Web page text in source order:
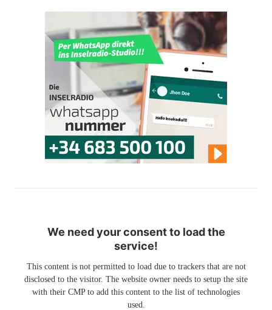
We need your consent to load the
service!
This content is not permitted to load due to trackers that are not
disclosed to the visitor. The website owner needs to setup the site
with their CMP to add this content to the list of technologies
used.